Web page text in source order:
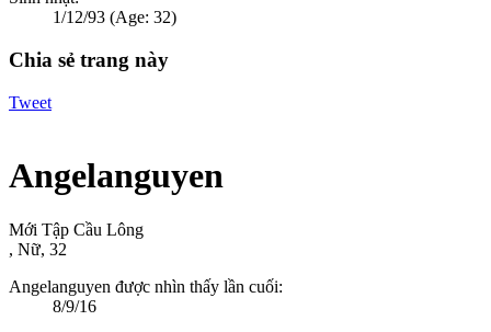
1/12/93 (Age: 32)
Chia sẻ trang này
Tweet
Angelanguyen
Mới Tập Cầu Lông
, Nữ, 32
Angelanguyen được nhìn thấy lần cuối:
8/9/16